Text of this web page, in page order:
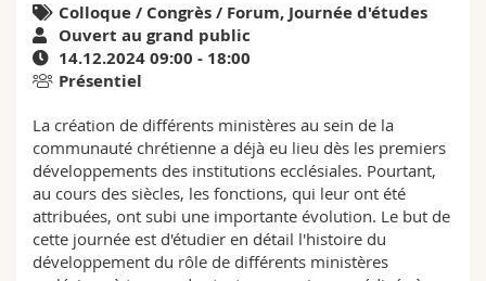
Formation continue
Lettres et sciences humaines
Sciences de l'éducation et de la formation
Sciences et médecine
Interfacultaire
Médias
Chercheurs
Collaborateurs
Doctorants
Plan d'accès
Bibliothèques
Webmail
Programme des cours
MyUnifr
Colloque / Congrès / Forum, Journée d'études
Ouvert au grand public
14.12.2024 09:00 - 18:00
Présentiel
La création de différents ministères au sein de la
communauté chrétienne a déjà eu lieu dès les premiers
développements des institutions ecclésiales. Pourtant,
au cours des siècles, les fonctions, qui leur ont été
attribuées, ont subi une importante évolution. Le but de
cette journée est d'étudier en détail l'histoire du
développement du rôle de différents ministères